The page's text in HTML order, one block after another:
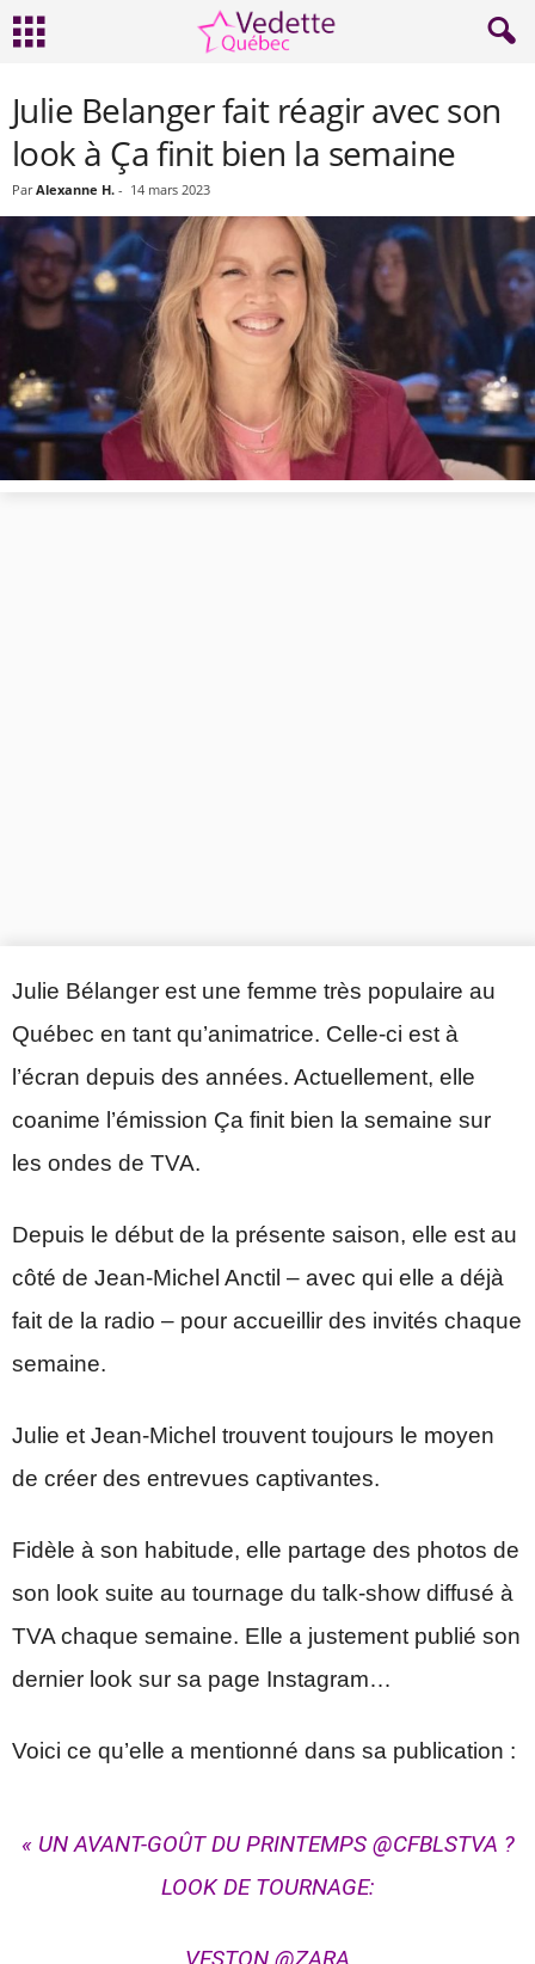
Julie Belanger fait réagir avec son
look à Ça finit bien la semaine
Par Alexanne H. - 14 mars 2023
Julie Bélanger est une femme très populaire au
Québec en tant qu’animatrice. Celle-ci est à
l’écran depuis des années. Actuellement, elle
coanime l’émission Ça finit bien la semaine sur
les ondes de TVA.
Depuis le début de la présente saison, elle est au
côté de Jean-Michel Anctil – avec qui elle a déjà
fait de la radio – pour accueillir des invités chaque
semaine.
Julie et Jean-Michel trouvent toujours le moyen
de créer des entrevues captivantes.
Fidèle à son habitude, elle partage des photos de
son look suite au tournage du talk-show diffusé à
TVA chaque semaine. Elle a justement publié son
dernier look sur sa page Instagram…
Voici ce qu’elle a mentionné dans sa publication :
« UN AVANT-GOÛT DU PRINTEMPS @CFBLSTVA ?
LOOK DE TOURNAGE: